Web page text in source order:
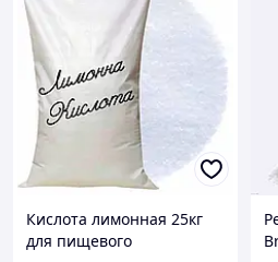
Кислота лимонная 25кг
для пищевого